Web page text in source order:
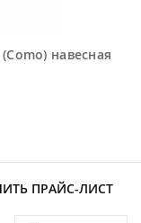
навесная
ПРАЙС-ЛИСТ